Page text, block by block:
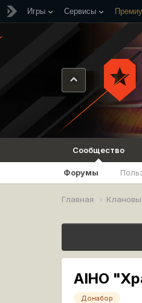
Игры Сервисы
Сообщество
Форумы
Главная
AIHO
Донабор